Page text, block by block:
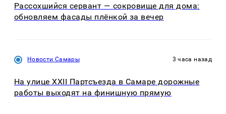
Рассохшийся сервант — сокровище для дома:
обновляем фасады плёнкой за вечер
Новости Самары 3 часа назад
На улице XXII Партсъезда в Самаре дорожные
работы выходят на финишную прямую